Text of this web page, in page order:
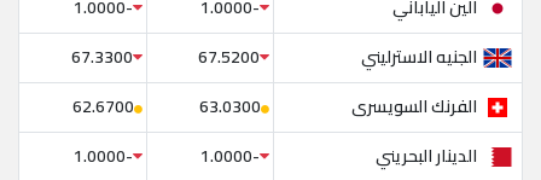
الين الياباني
-1.0000
-1.0000
الجنيه الاسترليني
67.5200
67.3300
الفرنك السويسرى
63.0300
62.6700
الدينار البحريني
-1.0000
-1.0000